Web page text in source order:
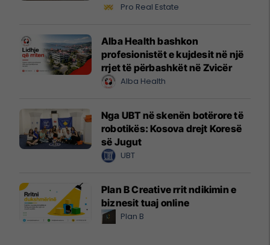
Pro Real Estate
Alba Health bashkon
profesionistët e kujdesit në një
rrjet të përbashkët në Zvicër
Alba Health
Nga UBT në skenën botërore të
robotikës: Kosova drejt Koresë
së Jugut
UBT
Plan B Creative rrit ndikimin e
biznesit tuaj online
Plan B